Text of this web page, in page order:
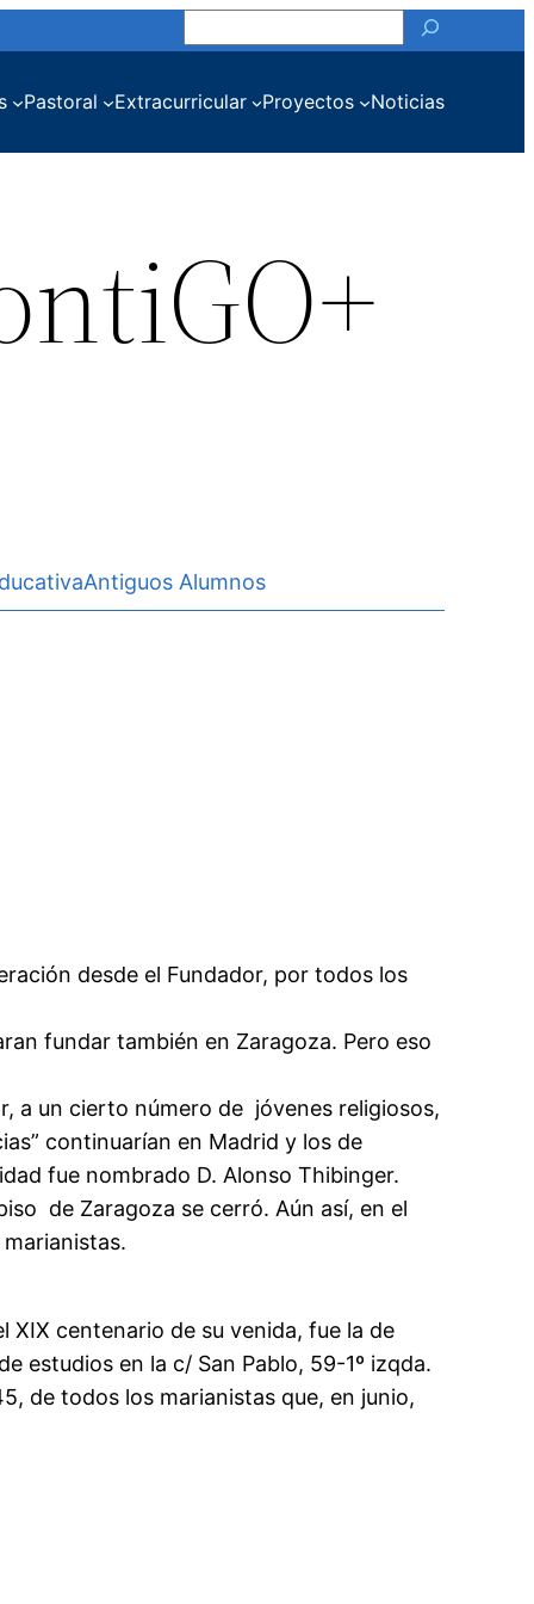
Pastoral Extracurricular Proyectos Noticias
Antiguos Alumnos
desde el Fundador, por todos los
fundar también en Zaragoza. Pero eso
a un cierto número de jóvenes religiosos,
continuarían en Madrid y los de
fue nombrado D. Alonso Thibinger.
de Zaragoza se cerró. Aún así, en el
XIX centenario de su venida, fue la de
estudios en la c/ San Pablo, 59-1º izqda.
de todos los marianistas que, en junio,